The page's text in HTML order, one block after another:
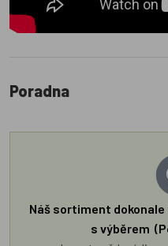
Poradna
Náš sortiment dokonale
s výběrem